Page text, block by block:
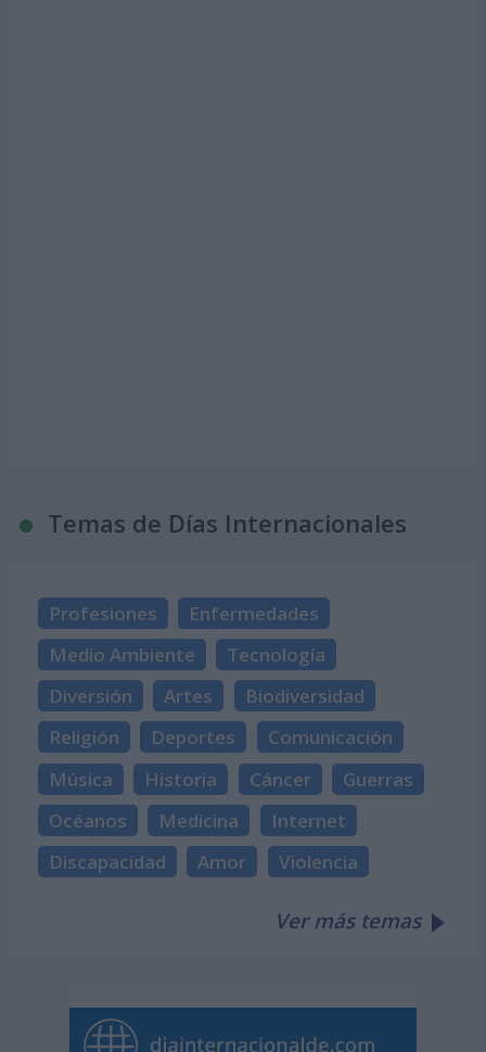
Temas de Días Internacionales
Profesiones
Enfermedades
Medio Ambiente
Tecnología
Diversión
Artes
Biodiversidad
Religión
Deportes
Comunicación
Música
Historia Cáncer
Guerras
Océanos
Medicina
Internet
Discapacidad
Amor Violencia
Ver más temas